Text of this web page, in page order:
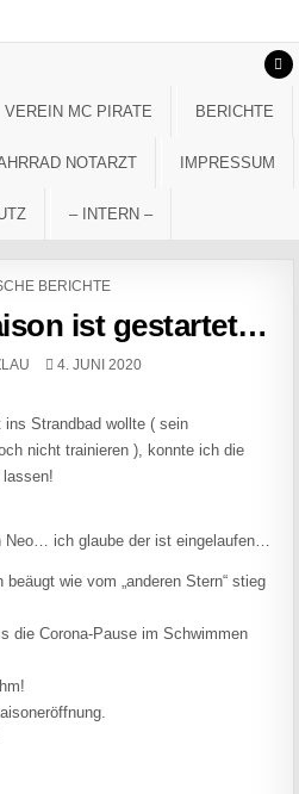
VEREIN MC PIRATE BERICHTE
NOTARZT IMPRESSUM
– INTERN –
IN BERICHTE
ist gestartet…
PUBLISHED DATE:
4. JUNI 2020
ins Strandbad wollte ( sein
nicht trainieren ), konnte ich die
Neo… ich glaube der ist eingelaufen…
wie vom „anderen Stern“ stieg
die Corona-Pause im Schwimmen